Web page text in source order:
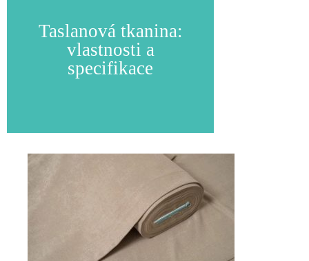
Taslanová tkanina:
vlastnosti a
specifikace